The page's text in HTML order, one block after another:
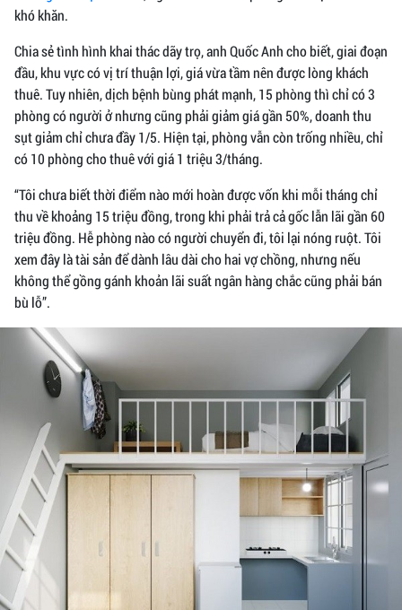
khó khăn.
Chia sẻ tình hình khai thác dãy trọ, anh Quốc Anh cho biết, giai đoạn
đầu, khu vực có vị trí thuận lợi, giá vừa tầm nên được lòng khách
thuê. Tuy nhiên, dịch bệnh bùng phát mạnh, 15 phòng thì chỉ có 3
phòng có người ở nhưng cũng phải giảm giá gần 50%, doanh thu
sụt giảm chỉ chưa đầy 1/5. Hiện tại, phòng vẫn còn trống nhiều, chỉ
có 10 phòng cho thuê với giá 1 triệu 3/tháng.
“Tôi chưa biết thời điểm nào mới hoàn được vốn khi mỗi tháng chỉ
thu về khoảng 15 triệu đồng, trong khi phải trả cả gốc lẫn lãi gần 60
triệu đồng. Hễ phòng nào có người chuyển đi, tôi lại nóng ruột. Tôi
xem đây là tài sản để dành lâu dài cho hai vợ chồng, nhưng nếu
không thể gồng gánh khoản lãi suất ngân hàng chắc cũng phải bán
bù lỗ”.